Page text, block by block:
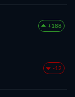
+188
-12